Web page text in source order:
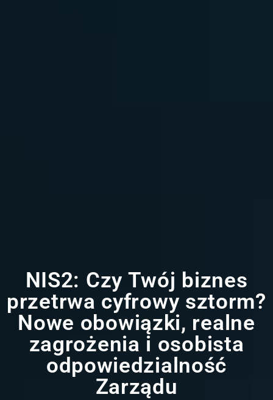
NIS2: Czy Twój biznes
przetrwa cyfrowy sztorm?
Nowe obowiązki, realne
zagrożenia i osobista
odpowiedzialność
Zarządu